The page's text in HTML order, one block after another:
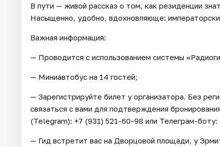
В пути — живой рассказ о том, как резиденции
Насыщенно, удобно, вдохновляюще:
Важная информация:
— Проводится с использованием системы
— Миниавтобус на 14 гостей;
— Зарегистрируйте билет у организатора. Без
связаться с вами для подтверждения
(Telegram): +7 (931) 521-60-98 или Телеграм-
— Гид встретит вас на Дворцовой площади, у